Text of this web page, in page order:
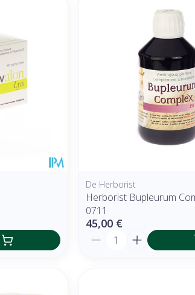
et maximales du prix.
De Herborist
Herborist Bupleurum
0711
45,00 €
Quantité